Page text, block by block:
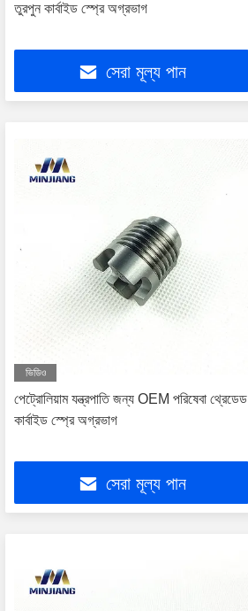
তুরপুন কার্বাইড স্প্রে অগ্রভাগ
সেরা মূল্য পান
ভিডিও
পেট্রোলিয়াম যন্ত্রপাতি জন্য OEM পরিষেবা থ্রেডেড
কার্বাইড স্প্রে অগ্রভাগ
সেরা মূল্য পান